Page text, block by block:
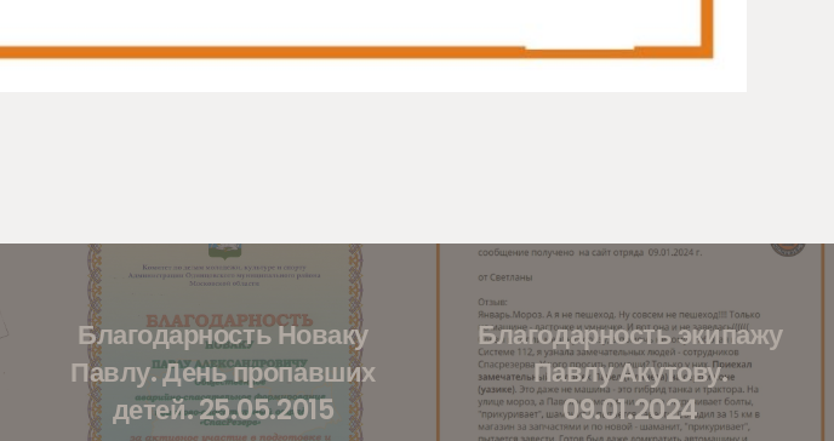
Благодарность Новаку
Павлу. День пропавших
детей. 25.05.2015
Благодарность экипажу
Павлу Акутову.
09.01.2024